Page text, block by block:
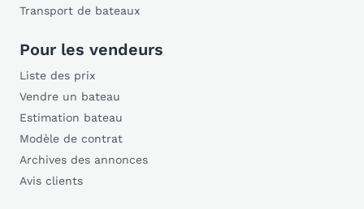
Transport de bateaux
Pour les vendeurs
Liste des prix
Vendre un bateau
Estimation bateau
Modèle de contrat
Archives des annonces
Avis clients